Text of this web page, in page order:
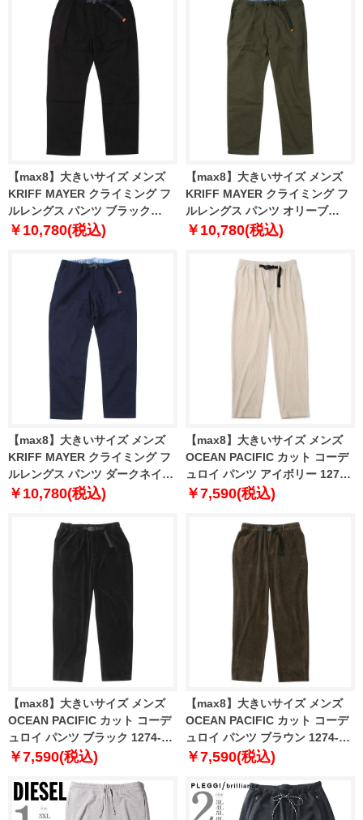
【max8】大きいサイズ メンズ
KRIFF MAYER クライミング フ
ルレングス パンツ ブラック
1274-4380-2 3L 4L 5L 6L 7L 8L
￥10,780(税込)
【max8】大きいサイズ メンズ
KRIFF MAYER クライミング フ
ルレングス パンツ オリーブ
1274-4380-3 3L 4L 5L 6L 7L 8L
￥10,780(税込)
【max8】大きいサイズ メンズ
KRIFF MAYER クライミング フ
ルレングス パンツ ダークネイビ
ー 1274-4380-4 3L 4L 5L 6L 7L
￥10,780(税込)
【max8】大きいサイズ メンズ
OCEAN PACIFIC カット コーデ
ュロイ パンツ アイボリー 1274-
4325-1 3L 4L 5L 6L 8L
￥7,590(税込)
【max8】大きいサイズ メンズ
OCEAN PACIFIC カット コーデ
ュロイ パンツ ブラック 1274-
4325-2 3L 4L 5L 6L 8L
￥7,590(税込)
【max8】大きいサイズ メンズ
OCEAN PACIFIC カット コーデ
ュロイ パンツ ブラウン 1274-
4325-3 3L 4L 5L 6L 8L
￥7,590(税込)